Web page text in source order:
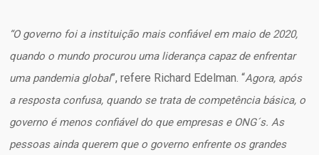
“O governo foi a instituição mais confiável em maio de 2020,
quando o mundo procurou uma liderança capaz de enfrentar
uma pandemia global”, refere Richard Edelman. “Agora, após
a resposta confusa, quando se trata de competência básica, o
governo é menos confiável do que empresas e ONG´s. As
pessoas ainda querem que o governo enfrente os grandes